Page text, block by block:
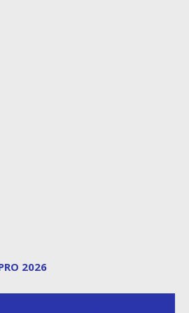
2026